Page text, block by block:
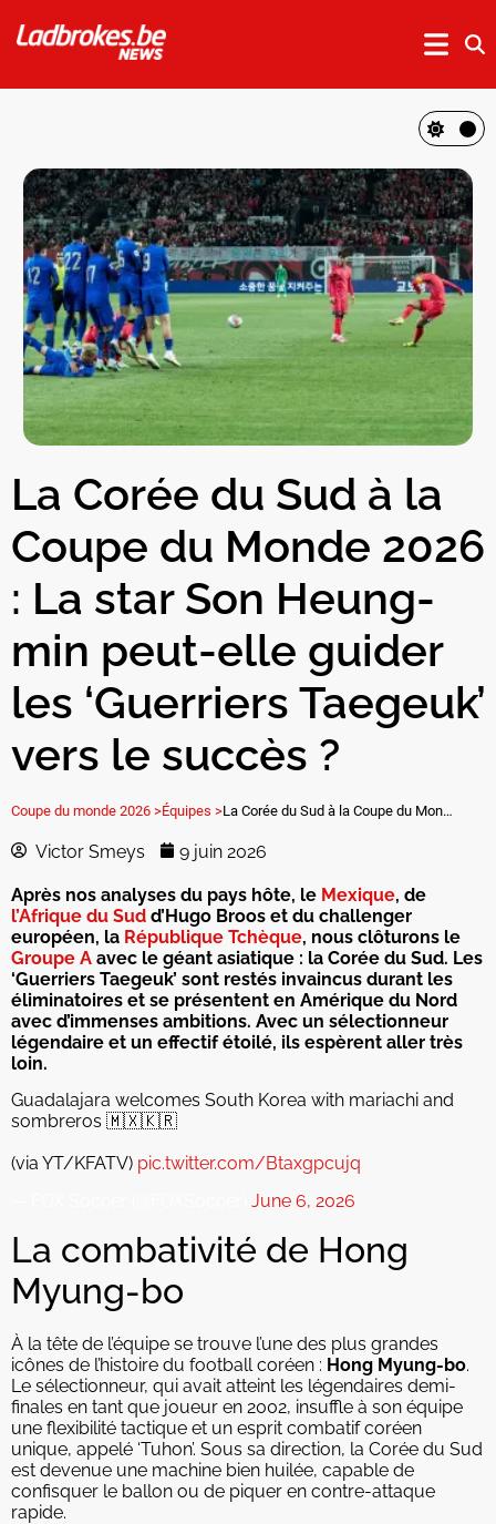
La Corée du Sud à la
Coupe du Monde 2026
: La star Son Heung-
min peut-elle guider
les ‘Guerriers Taegeuk’
vers le succès ?
Coupe du monde 2026 >Équipes > La Corée du Sud à la Coupe du Monde 2026 : La star Son Heung-min peut-elle guider les ‘Guerriers Taegeuk’ vers le succès ?
Victor Smeys 9 juin 2026
Après nos analyses du pays hôte, le Mexique, de
l’Afrique du Sud d’Hugo Broos et du challenger
européen, la République Tchèque, nous clôturons le
Groupe A avec le géant asiatique : la Corée du Sud. Les
‘Guerriers Taegeuk’ sont restés invaincus durant les
éliminatoires et se présentent en Amérique du Nord
avec d’immenses ambitions. Avec un sélectionneur
légendaire et un effectif étoilé, ils espèrent aller très
loin.
Guadalajara welcomes South Korea with mariachi and
sombreros 🇲🇽🇰🇷
(via YT/KFATV) pic.twitter.com/Btaxgpcujq
June 6, 2026
La combativité de Hong
Myung-bo
À la tête de l’équipe se trouve l’une des plus grandes
icônes de l’histoire du football coréen : Hong Myung-bo.
Le sélectionneur, qui avait atteint les légendaires demi-
finales en tant que joueur en 2002, insuffle à son équipe
une flexibilité tactique et un esprit combatif coréen
unique, appelé ‘Tuhon’. Sous sa direction, la Corée du Sud
est devenue une machine bien huilée, capable de
confisquer le ballon ou de piquer en contre-attaque
rapide.